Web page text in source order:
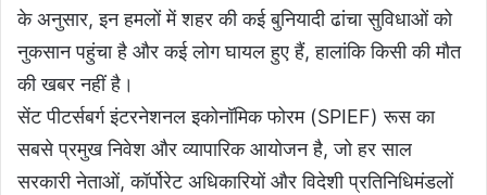
के अनुसार, इन हमलों में शहर की कई बुनियादी ढांचा सुविधाओं को
नुकसान पहुंचा है और कई लोग घायल हुए हैं, हालांकि किसी की मौत
की खबर नहीं है।
सेंट पीटर्सबर्ग इंटरनेशनल इकोनॉमिक फोरम (SPIEF) रूस का
सबसे प्रमुख निवेश और व्यापारिक आयोजन है, जो हर साल
सरकारी नेताओं, कॉर्पोरेट अधिकारियों और विदेशी प्रतिनिधिमंडलों